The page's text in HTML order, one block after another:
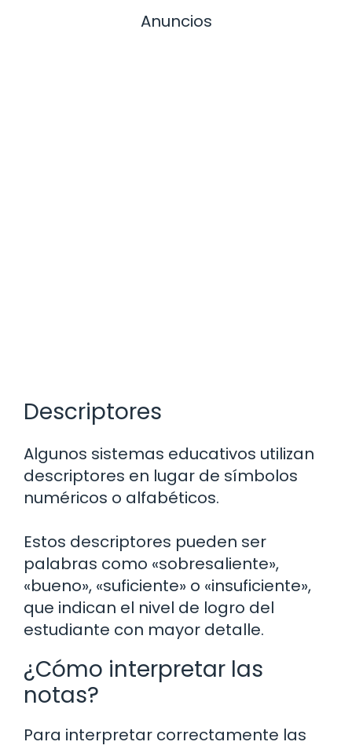
Anuncios
Descriptores
Algunos sistemas educativos utilizan
descriptores en lugar de símbolos
numéricos o alfabéticos.
Estos descriptores pueden ser
palabras como «sobresaliente»,
«bueno», «suficiente» o «insuficiente»,
que indican el nivel de logro del
estudiante con mayor detalle.
¿Cómo interpretar las
notas?
Para interpretar correctamente las